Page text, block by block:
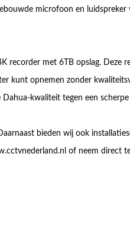
microfoon en
recorder met 6TB opslag.
kunt opnemen zonder
kwaliteit tegen een scherpe
bieden wij ook
of neem direct